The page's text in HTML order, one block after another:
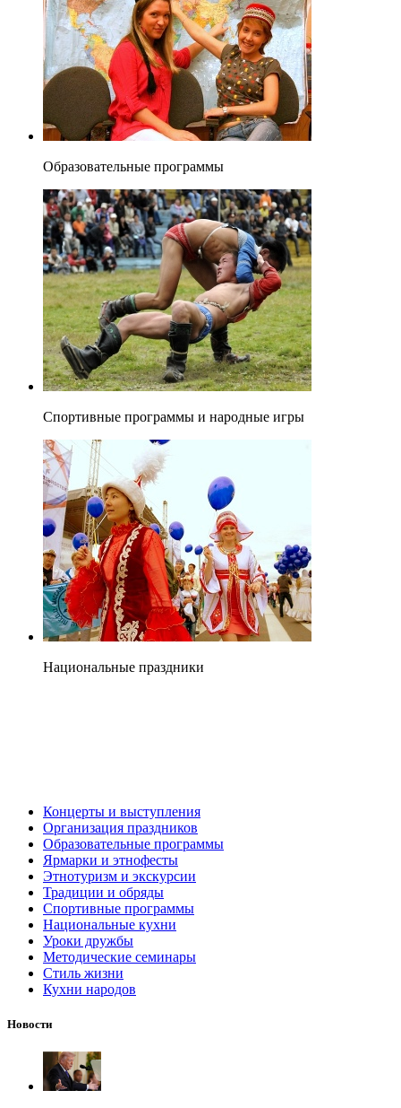
Образовательные программы
Спортивные программы и народные игры
Национальные праздники
Концерты и выступления
Организация праздников
Образовательные программы
Ярмарки и этнофесты
Этнотуризм и экскурсии
Традиции и обряды
Спортивные программы
Национальные кухни
Уроки дружбы
Методические семинары
Стиль жизни
Кухни народов
Новости